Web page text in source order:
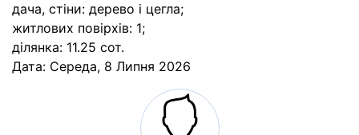
дача, стіни: дерево і цегла;
житлових повірхів: 1;
ділянка: 11.25 сот.
Дата: Середа, 8 Липня 2026